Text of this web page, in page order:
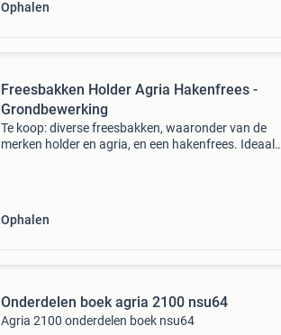
Ophalen
Freesbakken Holder Agria Hakenfrees -
Grondbewerking
Te koop: diverse freesbakken, waaronder van de
merken holder en agria, en een hakenfrees. Ideaal
Ophalen
Onderdelen boek agria 2100 nsu64
Agria 2100 onderdelen boek nsu64